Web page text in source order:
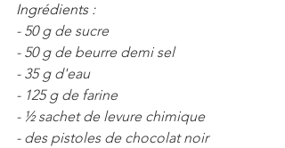
Ingrédients :
- 50 g de sucre
- 50 g de beurre demi sel
- 35 g d'eau
- 125 g de farine
- ½ sachet de levure chimique
- des pistoles de chocolat noir